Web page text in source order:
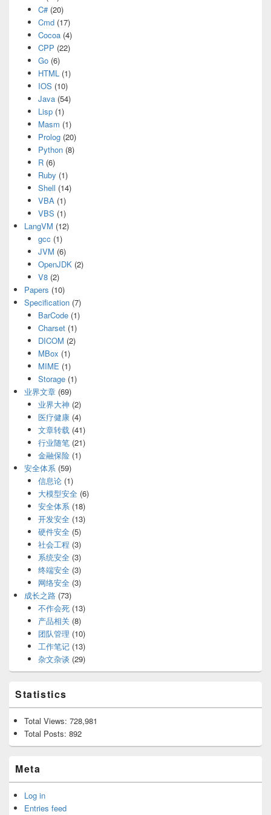
C#(20)
Cmd(17)
Cocoa(4)
CPP (22)
Go(6)
HTML(1)
IOS (10)
Java(54)
Lisp(1)
Masm (1)
Prolog(20)
Python(8)
R(6)
Ruby (1)
Shell (14)
VBA(1)
VBS (1)
LangVM (12)
gcc (1)
JVM (6)
OpenJDK(2)
V8(2)
Papers (10)
Specification (7)
BarCode(1)
Charset(1)
DICOM (2)
MBox (1)
MIME (1)
Storage(1)
业界文章 (69)
业界大神 (2)
医疗健康(4)
文章转载(41)
行业随笔(21)
金融保险(1)
安全体系 (59)
信息论(1)
大模型安全(6)
安全体系(18)
开发安全(13)
硬件安全(5)
社会工程 (3)
系统安全(3)
终端安全(3)
网络安全(3)
成长之路 (73)
不作会死(13)
产品相关 (8)
团队管理 (10)
工作笔记(13)
杂文杂谈 (29)
Statistics
Total Views: 728,981
Total Posts: 892
Meta
Log in
Entries feed